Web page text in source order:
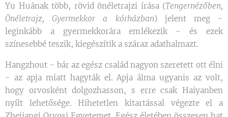
Yu Huának több, rövid önéletrajzi írása (Tengernézőben,
Önéletrajz, Gyermekkor a kórházban) jelent meg -
leginkább a gyermekkorára emlékezik - és ezek
színesebbé teszik, kiegészítik a száraz adathalmazt.
Hangzhout - bár az egész család nagyon szeretett ott élni
- az apja miatt hagyták el. Apja álma ugyanis az volt,
hogy orvosként dolgozhasson, s erre csak Haiyanben
nyílt lehetősége. Hihetetlen kitartással végezte el a